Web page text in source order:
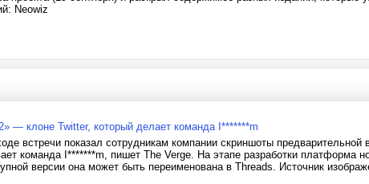
Neowiz
— клоне Twitter, который делает команда I*******m
встречи показал сотрудникам компании скриншоты предварительной
команда I*******m, пишет The Verge. На этапе разработки платформа
версии она может быть переименована в Threads. Источник